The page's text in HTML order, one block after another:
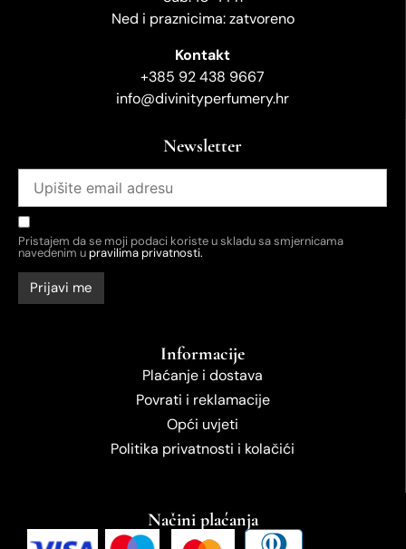
Ned i praznicima: zatvoreno
Kontakt
+385 92 438 9667
info@divinityperfumery.hr
Newsletter
Pristajem da se moji podaci koriste u skladu sa smjernicama
navedenim upravilima privatnosti.
Informacije
Plaćanje i dostava
Povrati i reklamacije
Opći uvjeti
Politika privatnosti i kolačići
Načini plaćanja